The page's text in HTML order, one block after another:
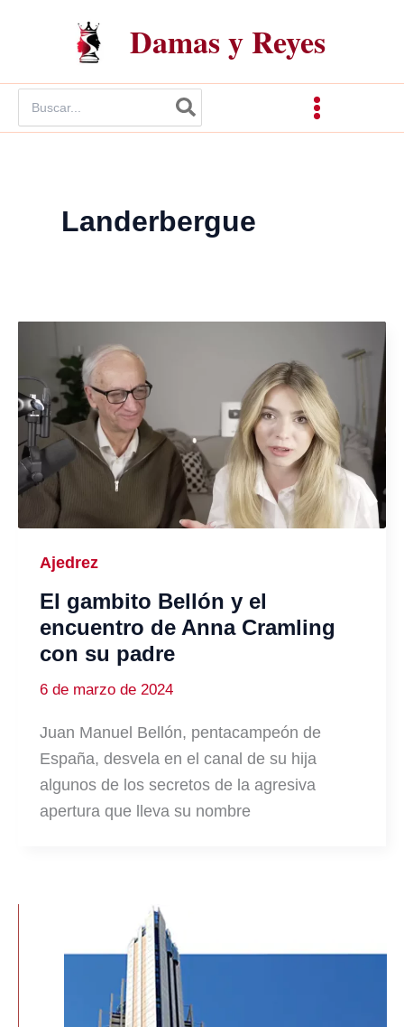
Damas y Reyes
por:
Landerbergue
Ajedrez
El gambito Bellón y el
encuentro de Anna Cramling
con su padre
6 de marzo de 2024
Juan Manuel Bellón, pentacampeón de
España, desvela en el canal de su hija
algunos de los secretos de la agresiva
apertura que lleva su nombre